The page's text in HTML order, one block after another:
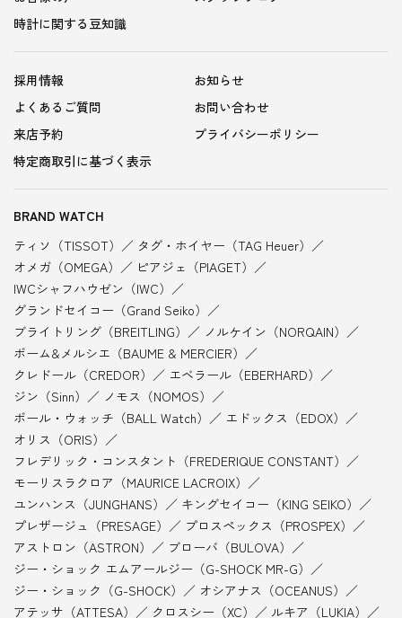
時計に関する豆知識
採用情報
お知らせ
よくあるご質問
お問い合わせ
来店予約
プライバシーポリシー
特定商取引に基づく表示
BRAND WATCH
ティソ（TISSOT）
タグ・ホイヤー（TAG Heuer）
オメガ（OMEGA）
ピアジェ（PIAGET）
IWCシャフハウゼン（IWC）
グランドセイコー（Grand Seiko）
ブライトリング（BREITLING）
ノルケイン（NORQAIN）
ボーム&メルシエ（BAUME & MERCIER）
クレドール（CREDOR）
エベラール（EBERHARD）
ジン（Sinn）
ノモス（NOMOS）
ボール・ウォッチ（BALL Watch）
エドックス（EDOX）
オリス（ORIS）
フレデリック・コンスタント（FREDERIQUE CONSTANT）
モーリスラクロア（MAURICE LACROIX）
ユンハンス（JUNGHANS）
キングセイコー（KING SEIKO）
プレザージュ（PRESAGE）
プロスペックス（PROSPEX）
アストロン（ASTRON）
ブローバ（BULOVA）
ジー・ショック エムアールジー（G-SHOCK MR-G）
ジー・ショック（G-SHOCK）
オシアナス（OCEANUS）
アテッサ（ATTESA）
クロスシー（XC） ルキア（LUKIA）